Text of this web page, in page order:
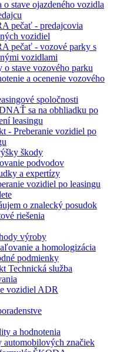
o stave ojazdeného vozidla
pečať - predajcovia
vozidiel
pečať - vozové parky s
vozidlami
o stave vozového parku
a ocenenie vozového
spoločnosti
sa na obhliadku po
leasingu
- Preberanie vozidiel po
škody
podvodov
a expertízy
vozidiel po leasingu
o znalecký posudok
riešenia
výroby
a homologizácia
podmienky
Technická služba
vozidiel ADR
a hodnotenia
automobilových značiek